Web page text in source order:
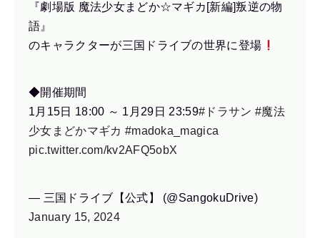
『劇場版 魔法少女まどか☆マギカ[新編]叛逆の物
語』
のキャラクターが三国ドライブの世界に登場
◆開催期間
1月15日 18:00 ～ 1月29日 23:59#ドラサン #魔法
少女まどかマギカ #madoka_magica
pic.twitter.com/kv2AFQ5obX
— 三国ドライブ【公式】 (@SangokuDrive)
January 15, 2024